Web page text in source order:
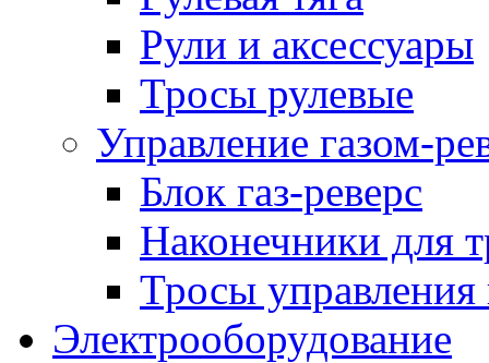
Рули и аксессуары
Тросы рулевые
Управление газом-
Блок газ-реверс
Наконечники для
Тросы управления
Электрооборудование